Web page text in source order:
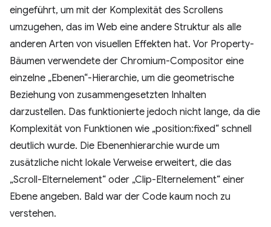
eingeführt, um mit der Komplexität des Scrollens
umzugehen, das im Web eine andere Struktur als alle
anderen Arten von visuellen Effekten hat. Vor Property-
Bäumen verwendete der Chromium-Compositor eine
einzelne „Ebenen“-Hierarchie, um die geometrische
Beziehung von zusammengesetzten Inhalten
darzustellen. Das funktionierte jedoch nicht lange, da die
Komplexität von Funktionen wie „position:fixed“ schnell
deutlich wurde. Die Ebenenhierarchie wurde um
zusätzliche nicht lokale Verweise erweitert, die das
„Scroll-Elternelement“ oder „Clip-Elternelement“ einer
Ebene angeben. Bald war der Code kaum noch zu
verstehen.